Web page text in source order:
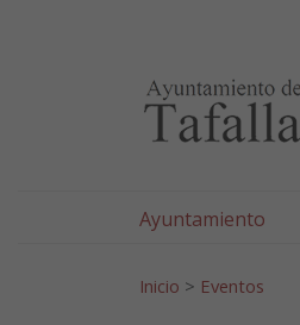
Ayuntamiento
Inicio > Eventos